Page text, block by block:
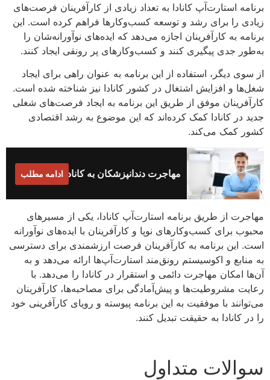
برنامه استارت‌آپ کانادا به تعداد زیادی از کارآفرینان فرصت‌های
زیادی را برای رشد و توسعه کسب‌وکارها فراهم کرده است. این
برنامه به کارآفرینان اجازه می‌دهد که ایده‌های نوآورانه‌شان را
به‌طور جدی پیگیری کنند و کسب‌وکارهای پر رونقی ایجاد کنند.
از سوی دیگر، استفاده از این برنامه به عنوان راهی برای ایجاد
شغل‌ها و افزایش اشتغال در کشور کانادا نیز شناخته شده است.
کارآفرینان موفق از طریق این برنامه به ایجاد فرصت‌های شغلی
جدید در کانادا کمک کرده‌اند که این موضوع به رشد اقتصادی
کشور کمک می‌کند.
مهاجرت دندانپزشکان به کانادا ادامه مطلب
مهاجرت از طریق برنامه استارت‌آپ کانادا، یکی از مسیرهای
محبوب برای کسب‌وکارهای نوپا و کارآفرینان با ایده‌های نوآورانه
است. این برنامه به کارآفرینان فرصت ارزشمندی برای دسترسی
به منابع و اکوسیستم رونق‌مند استارت‌آپ‌ها ارائه می‌دهد و به
آن‌ها امکان مهاجرت دائمی و استقرار در کانادا را می‌دهد. با
رعایت مشروطیت‌ها و پیش‌آمادگی برای مصاحبه‌ها، کارآفرینان
می‌توانند با موفقیت به این برنامه پیوسته و رویای کارآفرینی خود
را در کانادا به حقیقت تبدیل کنند.
سوالات متداول